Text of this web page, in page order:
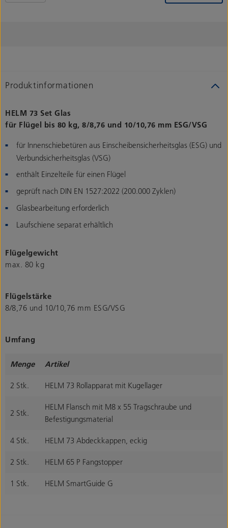
Produktinformationen
HELM 73 Set Glas
für Flügel bis 80 kg, 8/8,76 und 10/10,76 mm ESG/VSG
für Innenschiebetüren aus Einscheibensicherheitsglas (ESG) und
Verbundsicherheitsglas (VSG)
enthält Einzelteile für einen Flügel
geprüft nach DIN EN 1527:2022 (200.000 Zyklen)
Glasbearbeitung erforderlich
Laufschiene separat erhältlich
Flügelgewicht
max. 80 kg
Flügelstärke
8/8,76 und 10/10,76 mm ESG/VSG
Umfang
Menge Artikel
2 Stk. HELM 73 Rollapparat mit Kugellager
2 Stk.
HELM Flansch mit M8 x 55 Tragschraube und
Befestigungsmaterial
4 Stk. HELM 73 Abdeckkappen, eckig
2 Stk. HELM 65 P Fangstopper
1 Stk. HELM SmartGuide G